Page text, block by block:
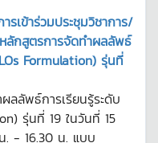
รเข้าร่วมประชุมวิชาการ/
ลักสูตรการจัดทำผลลัพธ์
Formulation) รุ่นที่
ลลัพธ์การเรียนรู้ระดับ
รุ่นที่ 19 ในวันที่ 15
. - 16.30 น. แบบ